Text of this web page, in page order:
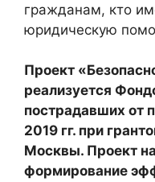
гражданам, кто
юридическую
Проект
реализуется
пострадавших от
2019 гг. при
Москвы. Проект
формирование